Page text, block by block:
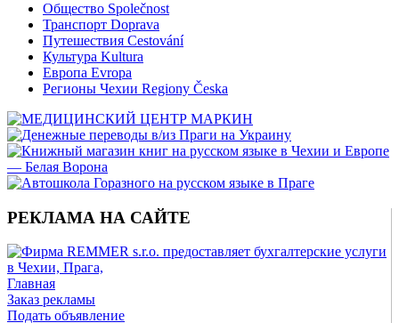
Общество Společnost
Транспорт Doprava
Путешествия Cestování
Культура Kultura
Европа Evropa
Регионы Чехии Regiony Česka
РЕКЛАМА НА САЙТЕ
Главная
Заказ рекламы
Подать объявление